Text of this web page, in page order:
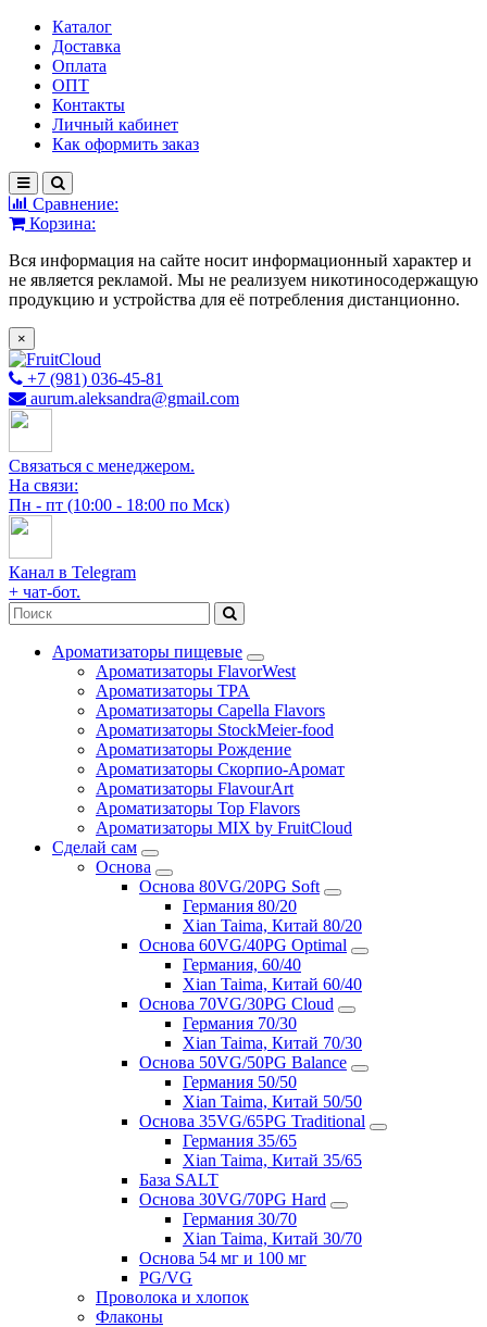
Каталог
Доставка
Оплата
ОПТ
Контакты
Личный кабинет
Как оформить заказ
Сравнение:
Корзина:
Вся информация на сайте носит информационный характер и
не является рекламой. Мы не реализуем никотиносодержащую
продукцию и устройства для её потребления дистанционно.
×
+7 (981) 036-45-81
aurum.aleksandra@gmail.com
Связаться с менеджером.
На связи:
Пн - пт (10:00 - 18:00 по Мск)
Канал в Telegram
+ чат-бот.
Ароматизаторы пищевые
Ароматизаторы FlavorWest
Ароматизаторы TPA
Ароматизаторы Capella Flavors
Ароматизаторы StockMeier-food
Ароматизаторы Рождение
Ароматизаторы Скорпио-Аромат
Ароматизаторы FlavourArt
Ароматизаторы Top Flavors
Ароматизаторы MIX by FruitCloud
Сделай сам
Основа
Основа 80VG/20PG Soft
Германия 80/20
Xian Taima, Китай 80/20
Основа 60VG/40PG Optimal
Германия, 60/40
Xian Taima, Китай 60/40
Основа 70VG/30PG Cloud
Германия 70/30
Xian Taima, Китай 70/30
Основа 50VG/50PG Balance
Германия 50/50
Xian Taima, Китай 50/50
Основа 35VG/65PG Traditional
Германия 35/65
Xian Taima, Китай 35/65
База SALT
Основа 30VG/70PG Hard
Германия 30/70
Xian Taima, Китай 30/70
Основа 54 мг и 100 мг
PG/VG
Проволока и хлопок
Флаконы